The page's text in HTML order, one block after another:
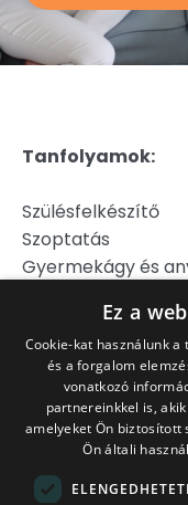
Tanfolyamok:
Szülésfelkészítő
Szoptatás
Gyermekágy és
Szülj könnyebben!
Jogi Nyilatkozat
Adatkezelési
Általános
Belépés tagoknak
Ez a
Cookie-kat használunk
és a forgalom
vonatkozó
partnereinkkel is,
amelyeket Ön biztosított
Ön általi